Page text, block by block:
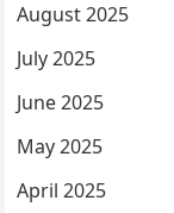
August 2025
July 2025
June 2025
May 2025
April 2025